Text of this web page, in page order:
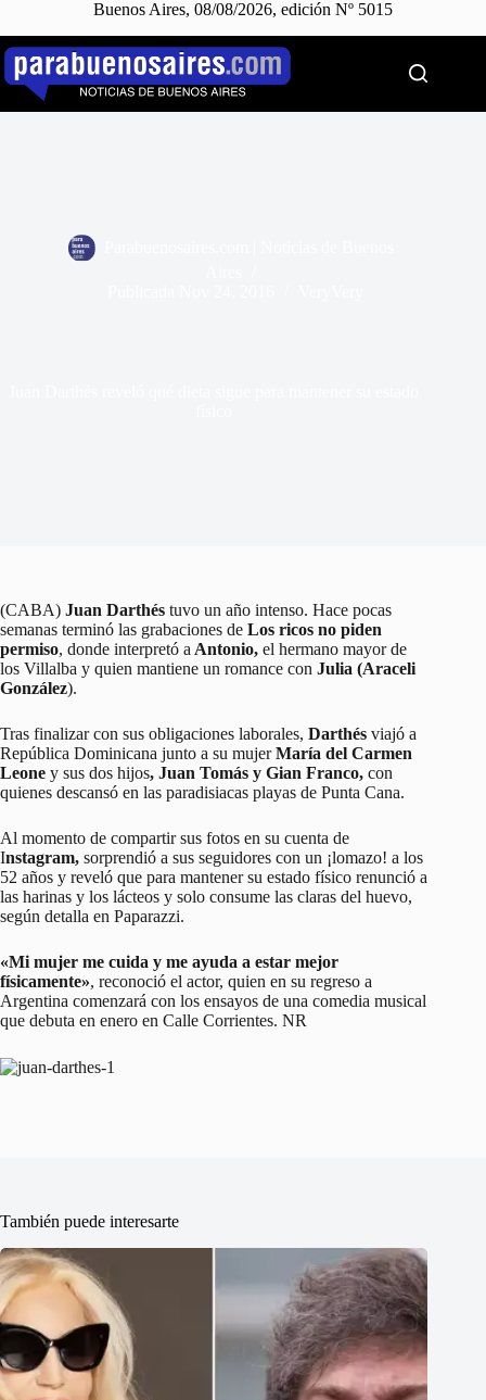
Buenos Aires, 08/08/2026, edición Nº 5015
Saltar
contenido
(CABA) Juan Darthés tuvo un año intenso. Hace pocas
semanas terminó las grabaciones de Los ricos no piden
permiso, donde interpretó a Antonio, el hermano mayor de
los Villalba y quien mantiene un romance con Julia (Araceli
González).
Tras finalizar con sus obligaciones laborales, Darthés viajó a
República Dominicana junto a su mujerMaría del Carmen
Leone y sus dos hijos, Juan Tomás y Gian Franco, con
quienes descansó en las paradisiacas playas de Punta Cana.
Al momento de compartir sus fotos en su cuenta de
Instagram, sorprendió a sus seguidores con un ¡lomazo! a los
52 años y reveló que para mantener su estado físico renunció a
las harinas y los lácteos y solo consume las claras del huevo,
según detalla en Paparazzi.
«Mi mujer me cuida y me ayuda a estar mejor
físicamente», reconoció el actor, quien en su regreso a
Argentina comenzará con los ensayos de una comedia musical
que debuta en enero en Calle Corrientes. NR
También puede interesarte